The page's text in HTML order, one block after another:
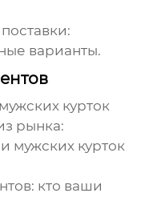
варианты.
курток
рынка:
мужских курток
кто ваши